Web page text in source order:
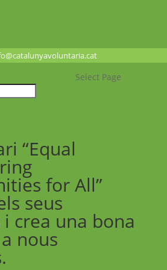
Select Page
“Equal
for All”
seus
crea una bona
nous